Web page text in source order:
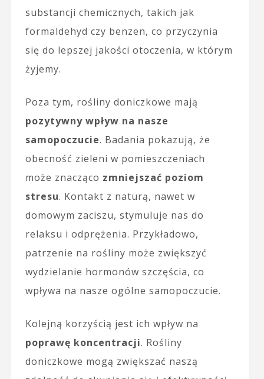
substancji chemicznych, takich jak
formaldehyd czy benzen, co przyczynia
się do lepszej jakości otoczenia, w którym
żyjemy.
Poza tym, rośliny doniczkowe mają
pozytywny wpływ na nasze
samopoczucie. Badania pokazują, że
obecność zieleni w pomieszczeniach
może znacząco zmniejszać poziom
stresu. Kontakt z naturą, nawet w
domowym zaciszu, stymuluje nas do
relaksu i odprężenia. Przykładowo,
patrzenie na rośliny może zwiększyć
wydzielanie hormonów szczęścia, co
wpływa na nasze ogólne samopoczucie.
Kolejną korzyścią jest ich wpływ na
poprawę koncentracji. Rośliny
doniczkowe mogą zwiększać naszą